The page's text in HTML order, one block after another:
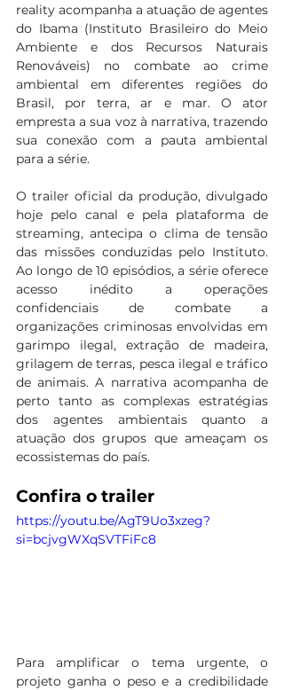
reality acompanha a atuação de agentes
do Ibama (Instituto Brasileiro do Meio
Ambiente e dos Recursos Naturais
Renováveis) no combate ao crime
ambiental em diferentes regiões do
Brasil, por terra, ar e mar. O ator
empresta a sua voz à narrativa, trazendo
sua conexão com a pauta ambiental
para a série.
O trailer oficial da produção, divulgado
hoje pelo canal e pela plataforma de
streaming, antecipa o clima de tensão
das missões conduzidas pelo Instituto.
Ao longo de 10 episódios, a série oferece
acesso inédito a operações
confidenciais de combate a
organizações criminosas envolvidas em
garimpo ilegal, extração de madeira,
grilagem de terras, pesca ilegal e tráfico
de animais. A narrativa acompanha de
perto tanto as complexas estratégias
dos agentes ambientais quanto a
atuação dos grupos que ameaçam os
ecossistemas do país.
Confira o trailer
https://youtu.be/AgT9Uo3xzeg?
si=bcjvgWXqSVTFiFc8
Para amplificar o tema urgente, o
projeto ganha o peso e a credibilidade